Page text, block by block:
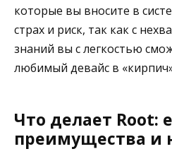
которые вы вносите в
страх и риск, так как с
знаний вы с легкостью
любимый девайс в
Что делает Root:
преимущества и